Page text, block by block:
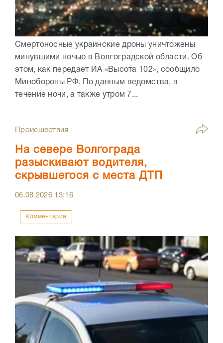
Смертоносные украинские дроны уничтожены
минувшими ночью в Волгоградской области. Об
этом, как передает ИА «Высота 102», сообщило
Минобороны РФ. По данным ведомства, в
течение ночи, а также утром 7...
Происшествия
На севере Волгограда
разыскивают водителя,
скрывшегося с места ДТП
06.08.2026 13:16
Комментарии